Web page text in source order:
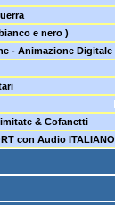
e nero )
- Animazione Digitale
& Cofanetti
con Audio ITALIANO